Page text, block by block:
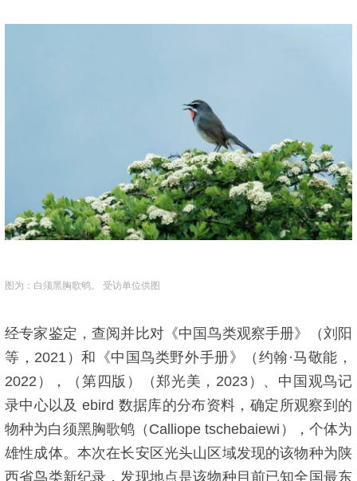
图为：白须黑胸歌鸲。 受访单位供图
经专家鉴定，查阅并比对《中国鸟类观察手册》（刘阳
等，2021）和《中国鸟类野外手册》（约翰·马敬能，
2022），（第四版）（郑光美，2023）、中国观鸟记
录中心以及 ebird 数据库的分布资料，确定所观察到的
物种为白须黑胸歌鸲（Calliope tschebaiewi），个体为
雄性成体。本次在长安区光头山区域发现的该物种为陕
西省鸟类新纪录，发现地点是该物种目前已知全国最东